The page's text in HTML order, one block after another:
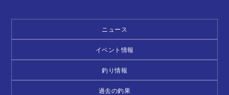
ニュース
イベント情報
釣り情報
過去の釣果